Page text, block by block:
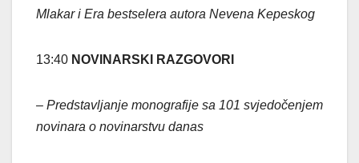
Mlakar i Era bestselera autora Nevena Kepeskog
13:40 NOVINARSKI RAZGOVORI
– Predstavljanje monografije sa 101 svjedočenjem
novinara o novinarstvu danas